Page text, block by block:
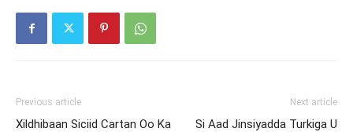
Previous article
Xildhibaan Siciid Cartan Oo Ka
Next article
Si Aad Jinsiyadda Turkiga U